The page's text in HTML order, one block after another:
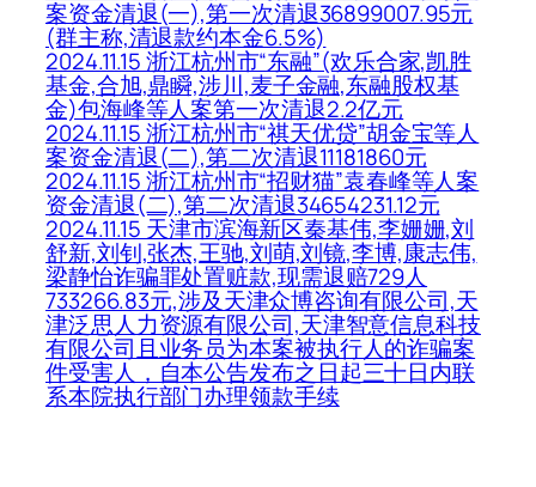
案资金清退(一),第一次清退36899007.95元
(群主称,清退款约本金6.5%)
2024.11.15 浙江杭州市“东融”(欢乐合家,凯胜
基金,合旭,鼎瞬,涉川,麦子金融,东融股权基
金)包海峰等人案第一次清退2.2亿元
2024.11.15 浙江杭州市“祺天优贷”胡金宝等人
案资金清退(二),第二次清退11181860元
2024.11.15 浙江杭州市“招财猫”袁春峰等人案
资金清退(二),第二次清退34654231.12元
2024.11.15 天津市滨海新区秦基伟,李姗姗,刘
舒新,刘钊,张杰,王驰,刘萌,刘镜,李博,康志伟,
梁静怡诈骗罪处置赃款,现需退赔729人
733266.83元,涉及天津众博咨询有限公司,天
津泛思人力资源有限公司,天津智意信息科技
有限公司且业务员为本案被执行人的诈骗案
件受害人，自本公告发布之日起三十日内联
系本院执行部门办理领款手续